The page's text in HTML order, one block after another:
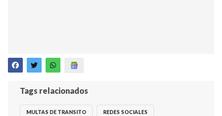
Tags relacionados
MULTAS DE TRANSITO REDES SOCIALES